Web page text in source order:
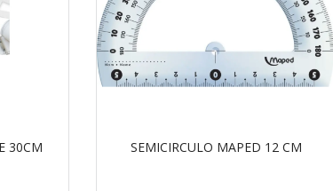
30CM SEMICIRCULO MAPED 12 CM